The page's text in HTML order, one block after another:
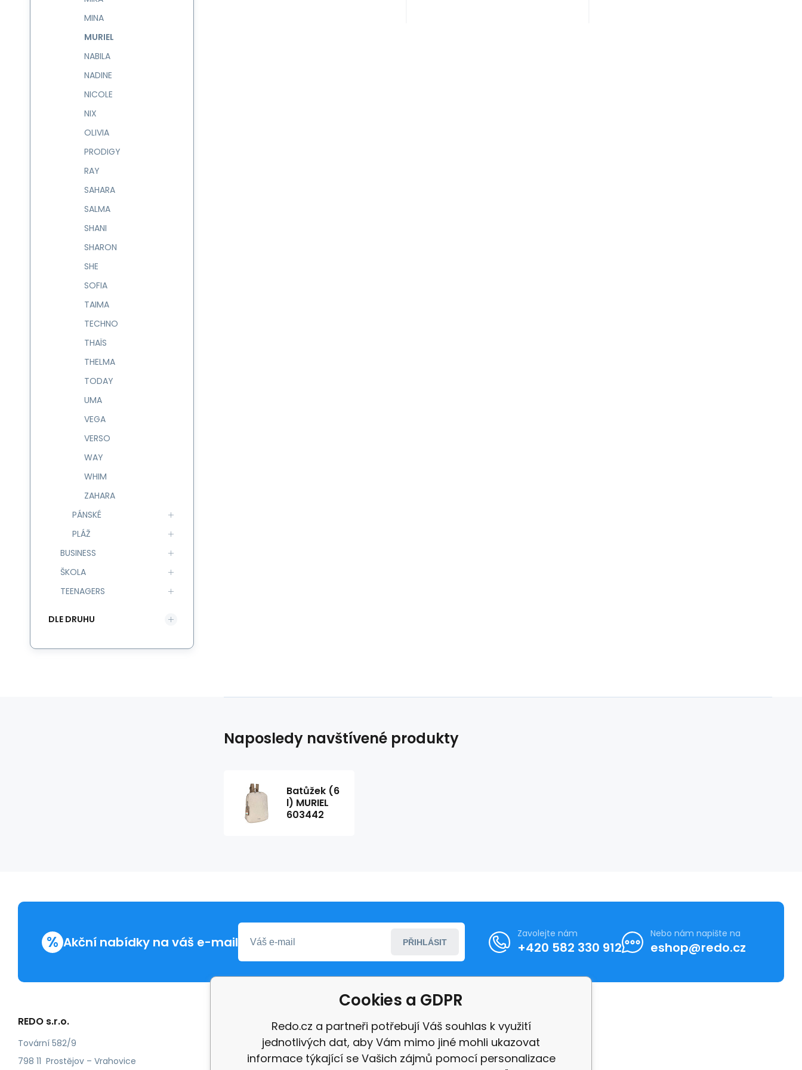
MINA
MURIEL
NABILA
NADINE
NICOLE
NIX
OLIVIA
PRODIGY
RAY
SAHARA
SALMA
SHANI
SHARON
SHE
SOFIA
TAIMA
TECHNO
THAÏS
THELMA
TODAY
UMA
VEGA
VERSO
WAY
WHIM
ZAHARA
PÁNSKÉ
PLÁŽ
BUSINESS
ŠKOLA
TEENAGERS
DLE DRUHU
Naposledy navštívené produkty
Batůžek (6
l) MURIEL
603442
% Akční nabídky na váš e-mail PŘIHLÁSIT
Zavolejte nám
+420 582 330 912
Nebo nám napište na
eshop@redo.cz
REDO s.r.o.
Tovární 582/9
798 11 Prostějov – Vrahovice
Další informace
Reklamace
Recenze
Cookies a GDPR
Redo.cz a partneři potřebují Váš souhlas k využití
jednotlivých dat, aby Vám mimo jiné mohli ukazovat
informace týkající se Vašich zájmů pomocí personalizace